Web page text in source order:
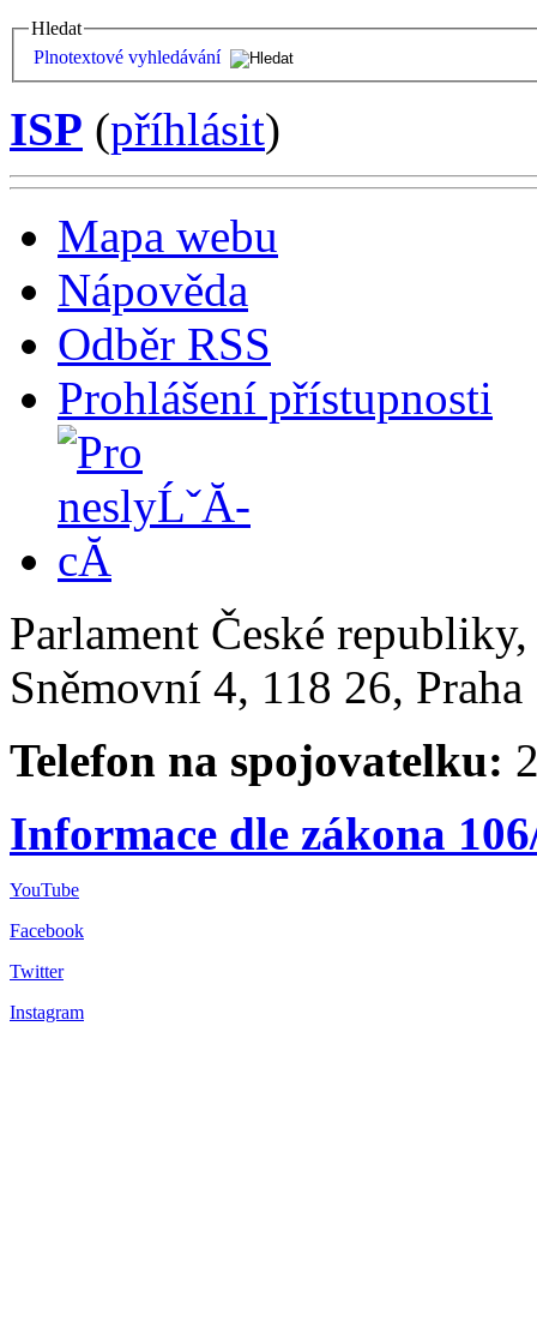
Hledat
Plnotextové vyhledávání
ISP (příhlásit)
Mapa webu
Nápověda
Odběr RSS
Prohlášení přístupnosti
Parlament České
Sněmovní 4, 118 26,
Telefon na spojovatelku:
Informace dle zákona
YouTube
Facebook
Twitter
Instagram